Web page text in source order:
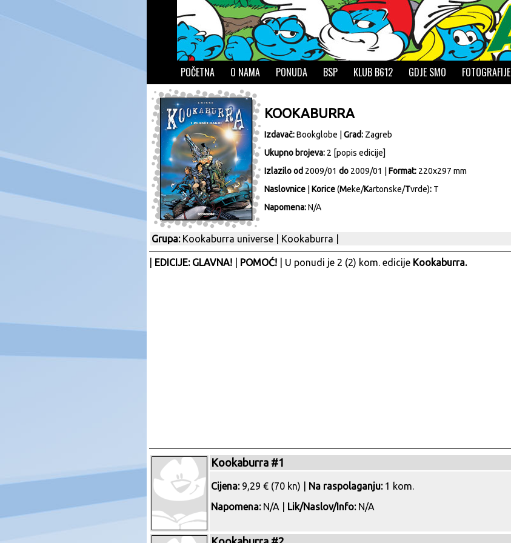
POČETNA O NAMA PONUDA BSP KLUB B612 GDJE SMO FOTOGRAFIJE
KOOKABURRA
Izdavač:Bookglobe Grad: Zagreb
Ukupno brojeva: 2 [popis edicije]
Izlazilo od 2009/01 do 2009/01 | Format: 220x297 mm
Naslovnice
Korice(Meke/Kartonske/Tvrde): T
Napomena:N/A
Grupa: Kookaburra universe Kookaburra
EDICIJE: GLAVNA! POMOĆ! | U ponudi je 2 (2) kom. edicije Kookaburra.
Kookaburra #1
Cijena:9,29 € (70 kn) | Na raspolaganju:1 kom.
Napomena:N/A | Lik/Naslov/Info:N/A